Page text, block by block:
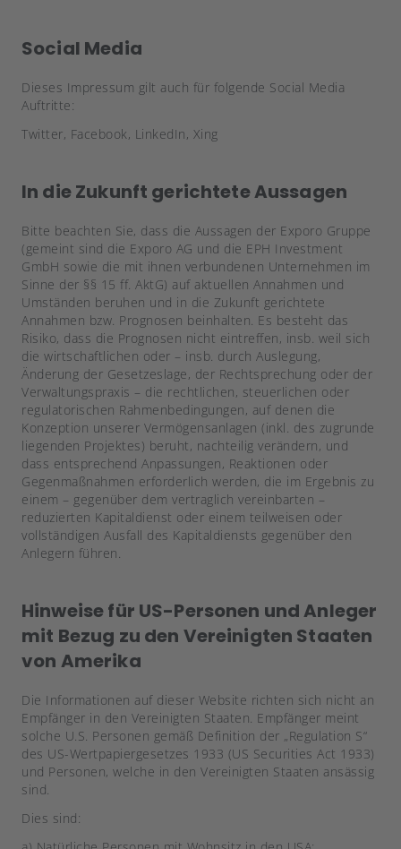
Social Media
Dieses Impressum gilt auch für folgende Social Media
Auftritte:
Twitter, Facebook, LinkedIn, Xing
In die Zukunft gerichtete Aussagen
Bitte beachten Sie, dass die Aussagen der Exporo Gruppe
(gemeint sind die Exporo AG und die EPH Investment
GmbH sowie die mit ihnen verbundenen Unternehmen im
Sinne der §§ 15 ff. AktG) auf aktuellen Annahmen und
Umständen beruhen und in die Zukunft gerichtete
Annahmen bzw. Prognosen beinhalten. Es besteht das
Risiko, dass die Prognosen nicht eintreffen, insb. weil sich
die wirtschaftlichen oder – insb. durch Auslegung,
Änderung der Gesetzeslage, der Rechtsprechung oder der
Verwaltungspraxis – die rechtlichen, steuerlichen oder
regulatorischen Rahmenbedingungen, auf denen die
Konzeption unserer Vermögensanlagen (inkl. des zugrunde
liegenden Projektes) beruht, nachteilig verändern, und
dass entsprechend Anpassungen, Reaktionen oder
Gegenmaßnahmen erforderlich werden, die im Ergebnis zu
einem – gegenüber dem vertraglich vereinbarten –
reduzierten Kapitaldienst oder einem teilweisen oder
vollständigen Ausfall des Kapitaldiensts gegenüber den
Anlegern führen.
Hinweise für US-Personen und Anleger
mit Bezug zu den Vereinigten Staaten
von Amerika
Die Informationen auf dieser Website richten sich nicht an
Empfänger in den Vereinigten Staaten. Empfänger meint
solche U.S. Personen gemäß Definition der „Regulation S“
des US-Wertpapiergesetzes 1933 (US Securities Act 1933)
und Personen, welche in den Vereinigten Staaten ansässig
sind.
Dies sind: